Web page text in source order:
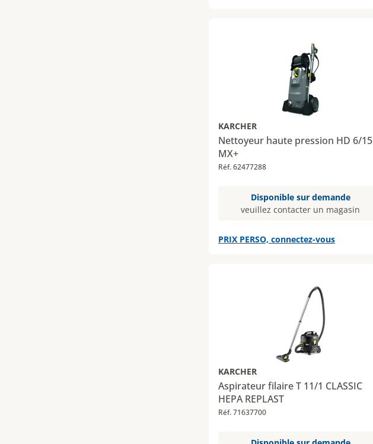
KARCHER
Nettoyeur haute pression HD 6/15
MX+
Réf. 62477288
Disponible sur demande
veuillez contacter un magasin
PRIX PERSO, connectez-vous
KARCHER
Aspirateur filaire T 11/1 CLASSIC
HEPA REPLAST
Réf. 71637700